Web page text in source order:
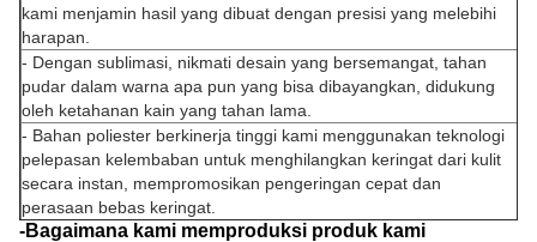
kami menjamin hasil yang dibuat dengan presisi yang melebihi
harapan.
- Dengan sublimasi, nikmati desain yang bersemangat, tahan
pudar dalam warna apa pun yang bisa dibayangkan, didukung
oleh ketahanan kain yang tahan lama.
- Bahan poliester berkinerja tinggi kami menggunakan teknologi
pelepasan kelembaban untuk menghilangkan keringat dari kulit
secara instan, mempromosikan pengeringan cepat dan
perasaan bebas keringat.
-Bagaimana kami memproduksi produk kami